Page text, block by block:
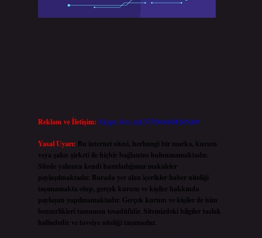
Reklam ve İletişim: Skype: live:.cid.575569c608265c69
Yasal Uyarı: Bu internet sitesi, herhangi bir marka, kurum
veya şahıs şirketi ile hiçbir bağlantısı bulunmamaktadır.
Sitede yalnızca kendi hazırladığımız makaleler
paylaşılmaktadır. Burada yer alan içerikler haber niteliği
taşımamakta olup, gerçek kurum ve kişiler hakkında
paylaşım yapılmamaktadır. Gerçek kurum ve kişiler ile isim
benzerlikleri tamamen tesadüfidir. Sitemizdeki bilgiler taslak
halindedir ve tavsiye niteliği taşımazlar.